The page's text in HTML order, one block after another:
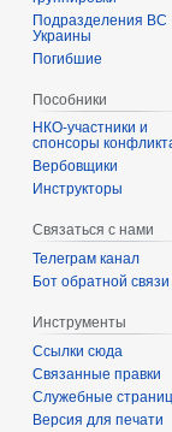
Подразделения ВС
Украины
Погибшие
Пособники
спонсоры
‏‎Вербовщики
Инструкторы
Связаться с нами
Телеграм канал
Бот обратной связи
Инструменты
Ссылки сюда
Связанные правки
Служебные
Версия для печати